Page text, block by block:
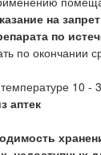
на
по
по окончании
10 -
аптек